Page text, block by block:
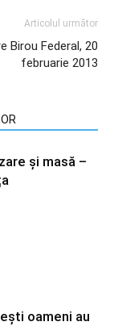
Articolul următor
Birou Federal, 20
februarie 2013
și masă –
oameni au